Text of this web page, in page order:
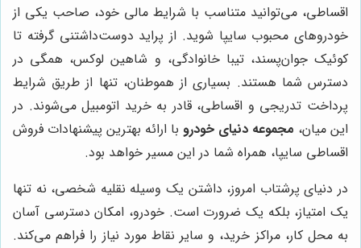
اقساطی، می‌توانید متناسب با شرایط مالی خود، صاحب یکی از
خودروهای محبوب سایپا شوید. از پراید دوست‌داشتنی گرفته تا
کوئیک جوان‌پسند، تیبا خانوادگی، و شاهین لوکس، همگی در
دسترس شما هستند. بسیاری از هموطنان، تنها از طریق شرایط
پرداخت تدریجی و اقساطی، قادر به خرید اتومبیل می‌شوند. در
این میان، مجموعه دنیای خودرو با ارائه بهترین پیشنهادات فروش
اقساطی سایپا، همراه شما در این مسیر خواهد بود.
در دنیای پرشتاب امروز، داشتن یک وسیله نقلیه شخصی، نه تنها
یک امتیاز، بلکه یک ضرورت است. خودرو، امکان دسترسی آسان
به محل کار، مراکز خرید، و سایر نقاط مورد نیاز را فراهم می‌کند.